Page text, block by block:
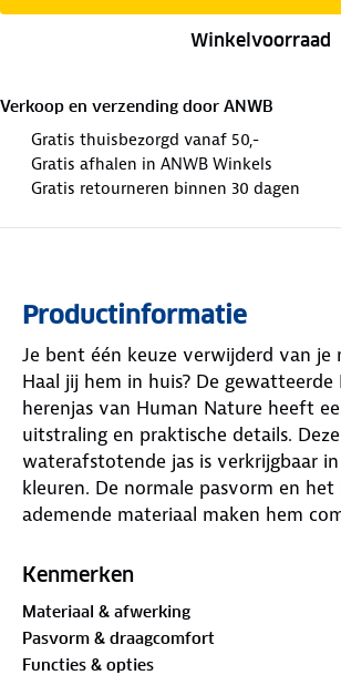
Winkelvoorraad
Verkoop en verzending door ANWB
Gratis thuisbezorgd vanaf 50,-
Gratis afhalen in ANWB Winkels
Gratis retourneren binnen 30 dagen
Productinformatie
Je bent één keuze verwijderd van je
Haal jij hem in huis? De gewatteerde
herenjas van Human Nature heeft
uitstraling en praktische details. Deze
waterafstotende jas is verkrijgbaar
kleuren. De normale pasvorm en het
ademende materiaal maken hem
verstelbare zoom zorgt dat de jas
Delfaro heeft vier zakken, waaronder
Kenmerken
Materiaal & afwerking
Pasvorm & draagcomfort
Functies & opties